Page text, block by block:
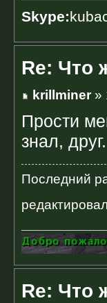
Skype:
Re: Что
krillminer»
Прости
знал, друг.
Последний
Re: Что